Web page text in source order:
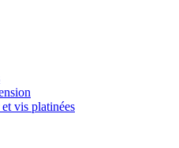
vis platinées